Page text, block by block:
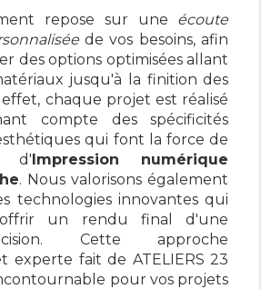
repose sur une écoute
de vos besoins, afin
des options optimisées allant
jusqu'à la finition des
effet, chaque projet est réalisé
compte des spécificités
qui font la force de
d'Impression numérique
. Nous valorisons également
technologies innovantes qui
un rendu final d'une
Cette approche
experte fait de ATELIERS 23
pour vos projets